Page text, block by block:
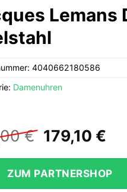
Lemans
€
Preis
war:
199,00 €
179,10 €
ist:
ZUM PARTNERSHOP
4040662180586
Damenuhren